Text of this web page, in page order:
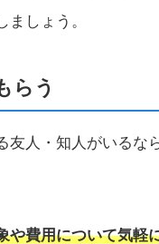
しょう。
らう
友人・知人がいるな
や費用について気軽